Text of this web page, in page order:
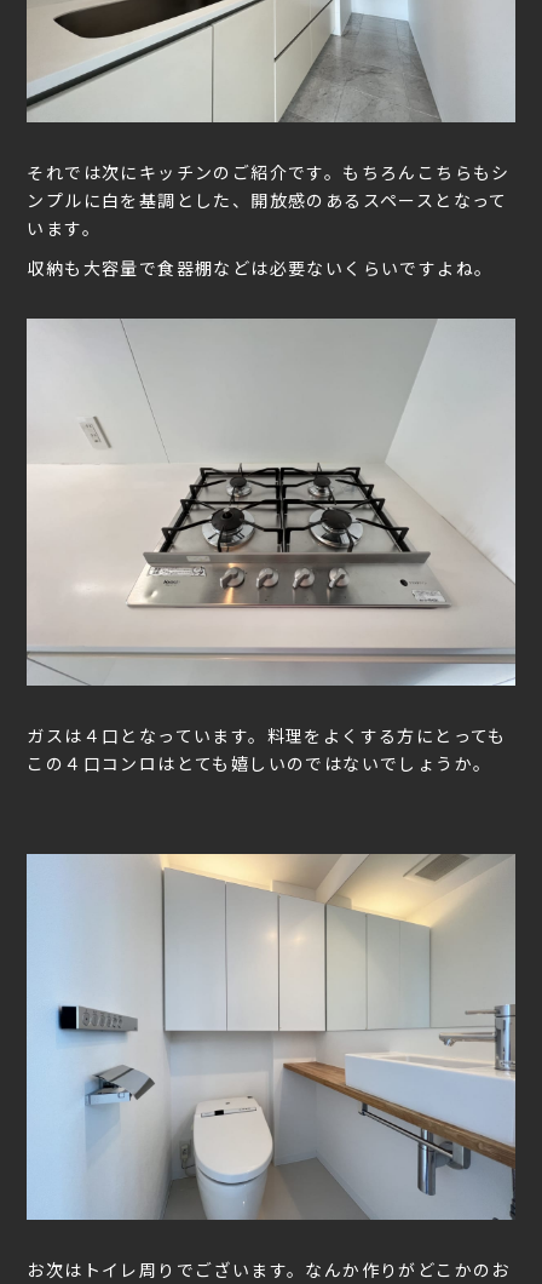
それでは次にキッチンのご紹介です。もちろんこちらもシ
ンプルに白を基調とした、開放感のあるスペースとなって
います。
収納も大容量で食器棚などは必要ないくらいですよね。
ガスは４口となっています。料理をよくする方にとっても
この４口コンロはとても嬉しいのではないでしょうか。
お次はトイレ周りでございます。なんか作りがどこかのお